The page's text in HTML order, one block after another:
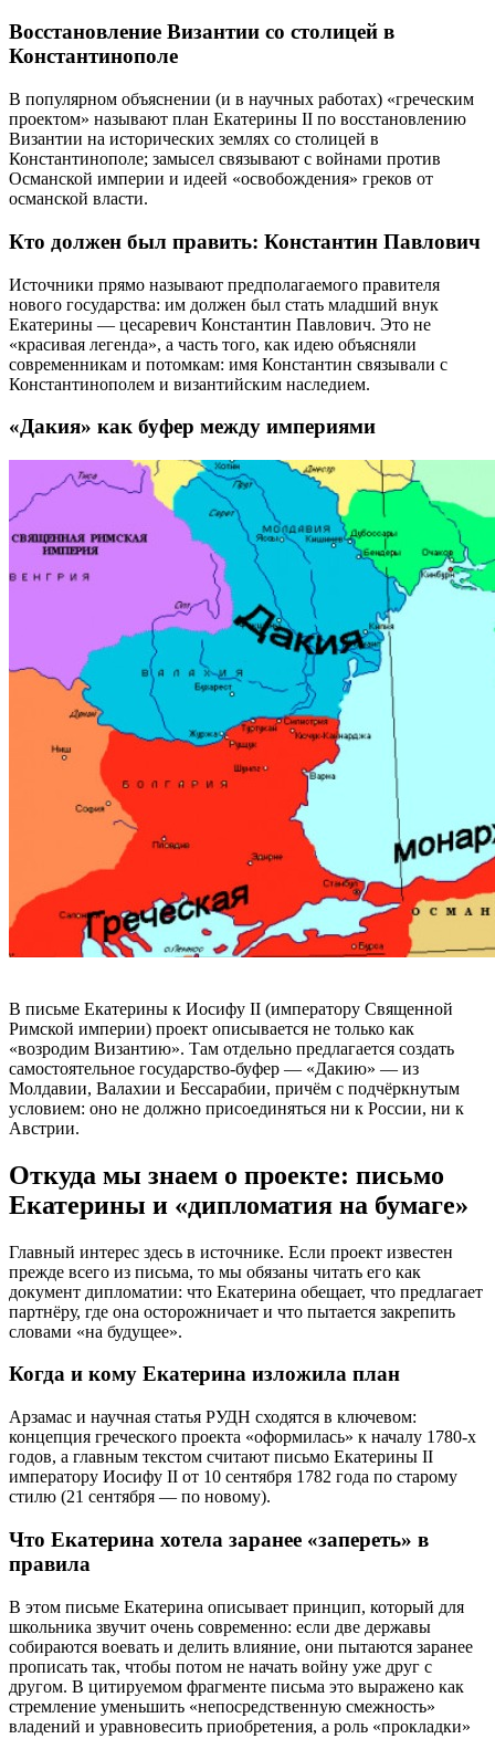
Восстановление Византии со столицей в
Константинополе
В популярном объяснении (и в научных работах) «греческим
проектом» называют план Екатерины II по восстановлению
Византии на исторических землях со столицей в
Константинополе; замысел связывают с войнами против
Османской империи и идеей «освобождения» греков от
османской власти.
Кто должен был править: Константин Павлович
Источники прямо называют предполагаемого правителя
нового государства: им должен был стать младший внук
Екатерины — цесаревич Константин Павлович. Это не
«красивая легенда», а часть того, как идею объясняли
современникам и потомкам: имя Константин связывали с
Константинополем и византийским наследием.
«Дакия» как буфер между империями
В письме Екатерины к Иосифу II (императору Священной
Римской империи) проект описывается не только как
«возродим Византию». Там отдельно предлагается создать
самостоятельное государство-буфер — «Дакию» — из
Молдавии, Валахии и Бессарабии, причём с подчёркнутым
условием: оно не должно присоединяться ни к России, ни к
Австрии.
Откуда мы знаем о проекте: письмо
Екатерины и «дипломатия на бумаге»
Главный интерес здесь в источнике. Если проект известен
прежде всего из письма, то мы обязаны читать его как
документ дипломатии: что Екатерина обещает, что предлагает
партнёру, где она осторожничает и что пытается закрепить
словами «на будущее».
Когда и кому Екатерина изложила план
Арзамас и научная статья РУДН сходятся в ключевом:
концепция греческого проекта «оформилась» к началу 1780-х
годов, а главным текстом считают письмо Екатерины II
императору Иосифу II от 10 сентября 1782 года по старому
стилю (21 сентября — по новому).
Что Екатерина хотела заранее «запереть» в
правила
В этом письме Екатерина описывает принцип, который для
школьника звучит очень современно: если две державы
собираются воевать и делить влияние, они пытаются заранее
прописать так, чтобы потом не начать войну уже друг с
другом. В цитируемом фрагменте письма это выражено как
стремление уменьшить «непосредственную смежность»
владений и уравновесить приобретения, а роль «прокладки»